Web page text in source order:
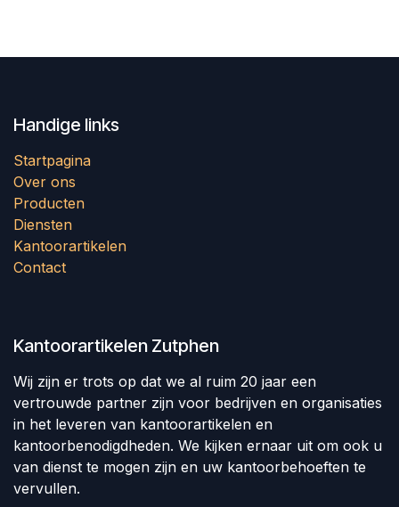
Handige links
Startpagina
Over ons
Producten
Diensten
Kantoorartikelen
Contact
Kantoorartikelen Zutphen
Wij zijn er trots op dat we al ruim 20 jaar een
vertrouwde partner zijn voor bedrijven en organisaties
in het leveren van kantoorartikelen en
kantoorbenodigdheden. We kijken ernaar uit om ook u
van dienst te mogen zijn en uw kantoorbehoeften te
vervullen.